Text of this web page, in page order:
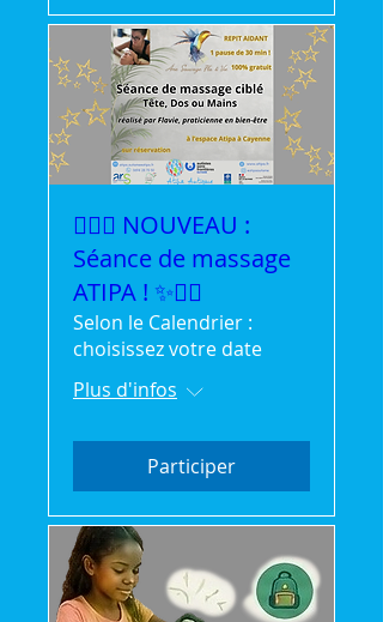
💆‍♀️✨ NOUVEAU :
Séance de massage
ATIPA ! ✨💆‍♂️
Selon le Calendrier :
choisissez votre date
Plus d'infos
Participer